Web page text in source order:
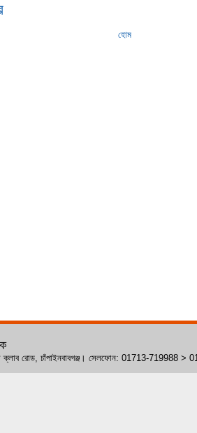
হোম
স্কুল ক্লাব রোড, চাঁপাইনবাবগঞ্জ। সেলফোন: 01713-